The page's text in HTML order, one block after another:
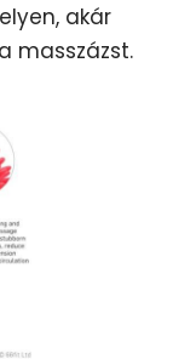
akár
masszázst.